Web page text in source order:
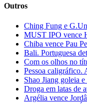
Outros
Ching Fung e
MUST IPO vence
Chiba vence Pau
Bali. Portuguesa
Com os olhos no
Pessoa caligráfico.
Shao Jiang goleia
Droga em latas de
Argélia vence